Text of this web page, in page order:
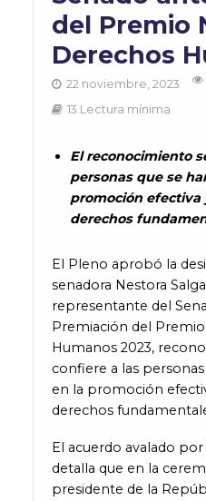
del Premio
Derechos
22 noviembre, 2023
13 Lectura mínima
El reconocimiento
personas que se
promoción efectiva
derechos
El Pleno aprobó la
senadora Nestora
representante del
Premiación del
Humanos 2023,
confiere a las
en la promoción
derechos
El acuerdo avalado por
detalla que en la
presidente de la